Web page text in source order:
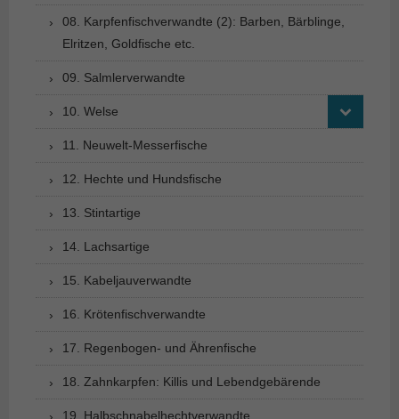
08. Karpfenfischverwandte (2): Barben, Bärblinge,
Elritzen, Goldfische etc.
09. Salmlerverwandte
10. Welse
11. Neuwelt-Messerfische
12. Hechte und Hundsfische
13. Stintartige
14. Lachsartige
15. Kabeljauverwandte
16. Krötenfischverwandte
17. Regenbogen- und Ährenfische
18. Zahnkarpfen: Killis und Lebendgebärende
19. Halbschnabelhechtverwandte